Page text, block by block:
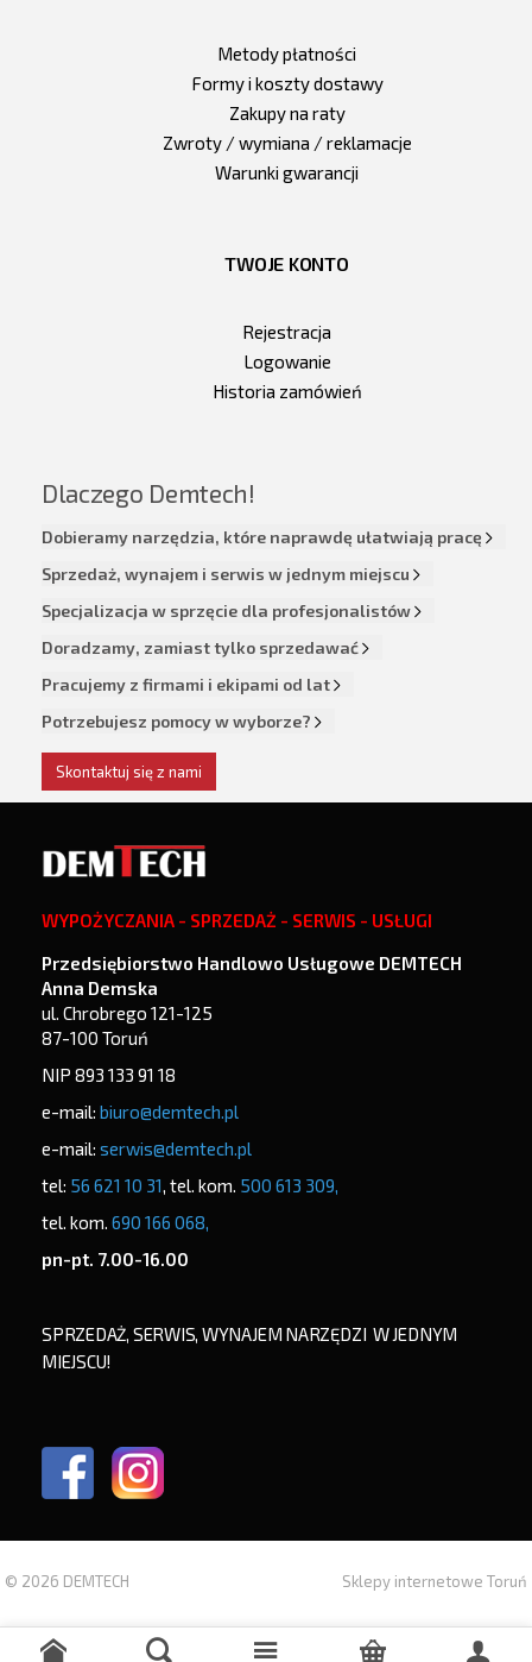
Metody płatności
Formy i koszty dostawy
Zakupy na raty
Zwroty / wymiana / reklamacje
Warunki gwarancji
TWOJE KONTO
Rejestracja
Logowanie
Historia zamówień
Dlaczego Demtech!
Dobieramy narzędzia, które naprawdę ułatwiają pracę
Sprzedaż, wynajem i serwis w jednym miejscu
Specjalizacja w sprzęcie dla profesjonalistów
Doradzamy, zamiast tylko sprzedawać
Pracujemy z firmami i ekipami od lat
Potrzebujesz pomocy w wyborze?
Skontaktuj się z nami
WYPOŻYCZANIA - SPRZEDAŻ - SERWIS - USŁUGI
Przedsiębiorstwo Handlowo Usługowe DEMTECH
Anna Demska
ul. Chrobrego 121-125
87-100 Toruń
NIP 893 133 91 18
e-mail: biuro@demtech.pl
e-mail: serwis@demtech.pl
tel: 56 621 10 31, tel. kom. 500 613 309,
tel. kom. 690 166 068,
pn-pt. 7.00-16.00
SPRZEDAŻ, SERWIS, WYNAJEM NARZĘDZI W JEDNYM
MIEJSCU!
© 2026 DEMTECH Sklepy internetowe Toruń
